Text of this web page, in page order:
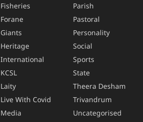
Fisheries
Forane
Giants
Heritage
International
KCSL
Laity
Live With Covid
Media
Parish
Pastoral
Personality
Social
Sports
State
Theera Desham
Trivandrum
Uncategorised